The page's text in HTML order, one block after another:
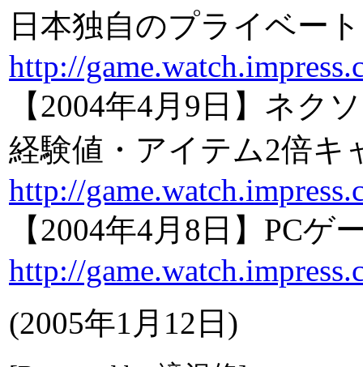
日本独自のプライベー
http://
【2004年4月9日】ネク
経験値・アイテム2倍キ
http://
【2004年4月8日】PC
http://
(2005年1月12日)